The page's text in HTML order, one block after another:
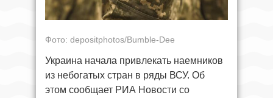
Фото: depositphotos/Bumble-Dee
Украина начала привлекать наемников
из небогатых стран в ряды ВСУ. Об
этом сообщает РИА Новости со